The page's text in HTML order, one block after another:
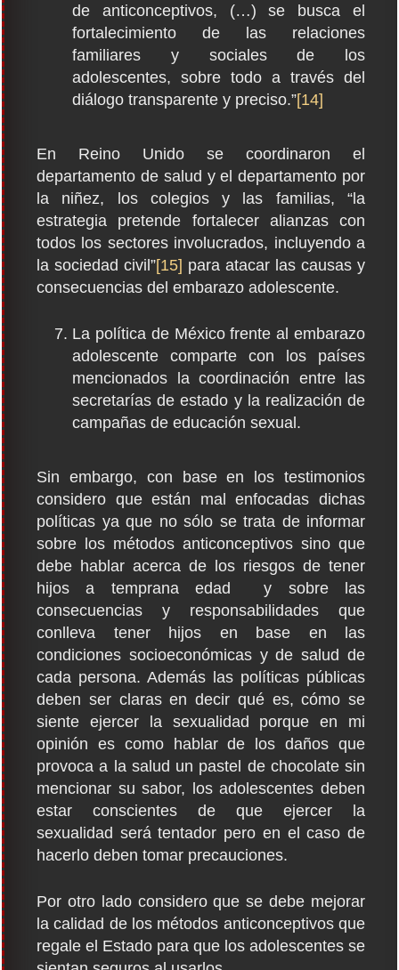
de anticonceptivos, (…) se busca el
fortalecimiento de las relaciones
familiares y sociales de los
adolescentes, sobre todo a través del
diálogo transparente y preciso.”[14]
En Reino Unido se coordinaron el
departamento de salud y el departamento por
la niñez, los colegios y las familias, “la
estrategia pretende fortalecer alianzas con
todos los sectores involucrados, incluyendo a
la sociedad civil”[15] para atacar las causas y
consecuencias del embarazo adolescente.
La política de México frente al embarazo
adolescente comparte con los países
mencionados la coordinación entre las
secretarías de estado y la realización de
campañas de educación sexual.
Sin embargo, con base en los testimonios
considero que están mal enfocadas dichas
políticas ya que no sólo se trata de informar
sobre los métodos anticonceptivos sino que
debe hablar acerca de los riesgos de tener
hijos a temprana edad y sobre las
consecuencias y responsabilidades que
conlleva tener hijos en base en las
condiciones socioeconómicas y de salud de
cada persona. Además las políticas públicas
deben ser claras en decir qué es, cómo se
siente ejercer la sexualidad porque en mi
opinión es como hablar de los daños que
provoca a la salud un pastel de chocolate sin
mencionar su sabor, los adolescentes deben
estar conscientes de que ejercer la
sexualidad será tentador pero en el caso de
hacerlo deben tomar precauciones.
Por otro lado considero que se debe mejorar
la calidad de los métodos anticonceptivos que
regale el Estado para que los adolescentes se